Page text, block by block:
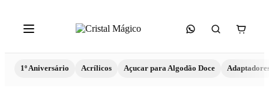
1º Aniversário Acrílicos Açucar para Algodão Doce